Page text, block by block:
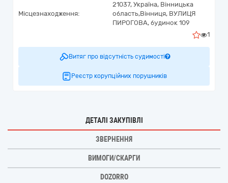
Місцезнаходження:
21037, Україна, Вінницька
область,Вінниця, ВУЛИЦЯ
ПИРОГОВА, будинок 109
1
Витяг про відсутність судимості
Реєстр корупційних порушників
ДЕТАЛІ ЗАКУПІВЛІ
ЗВЕРНЕННЯ
ВИМОГИ/СКАРГИ
DOZORRO